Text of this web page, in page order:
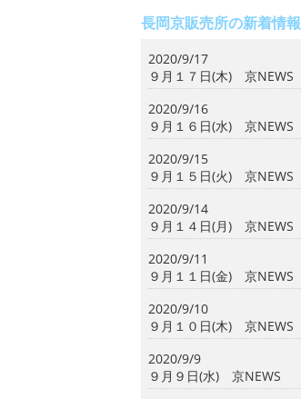
長岡京販売所の新着情報
2020/9/17
９月１７日(木) 京NEWS
2020/9/16
９月１６日(水) 京NEWS
2020/9/15
９月１５日(火) 京NEWS
2020/9/14
９月１４日(月) 京NEWS
2020/9/11
９月１１日(金) 京NEWS
2020/9/10
９月１０日(木) 京NEWS
2020/9/9
９月９日(水) 京NEWS